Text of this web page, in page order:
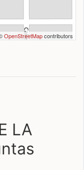
OpenStreetMapcontributors
LA